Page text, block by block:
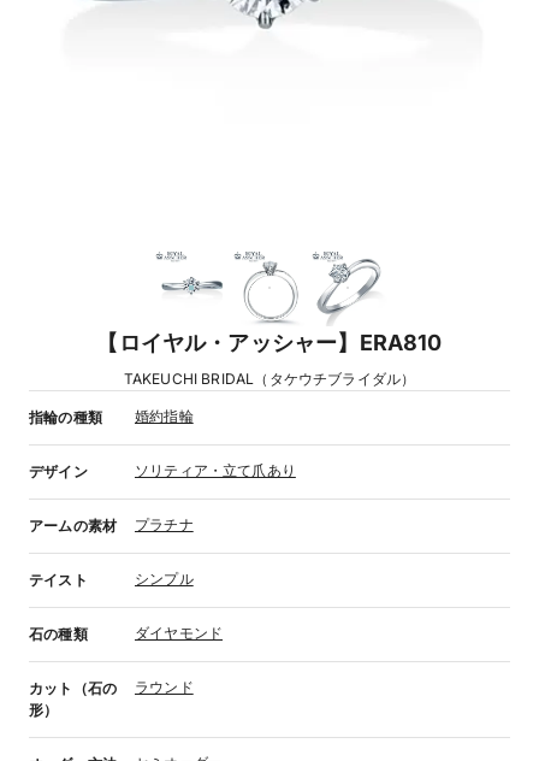
【ロイヤル・アッシャー】ERA810
TAKEUCHI BRIDAL（タケウチブライダル）
指輪の種類 婚約指輪
デザイン ソリティア・立て爪あり
アームの素材 プラチナ
テイスト シンプル
石の種類 ダイヤモンド
カット（石の
形）
ラウンド